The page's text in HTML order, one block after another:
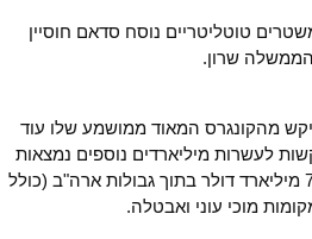
טוטליטריים נוסח סדאם חוסיין
שרון.
מהקונגרס המאוד ממושמע שלו עוד
לעשרות מיליארדים נוספים נמצאות
כבר בקנה. עתה חישבו נא, מה יכול היה לעשות בוש עם 70 מיליארד דולר בתוך גבולות ארה"ב (כולל
מוכי עוני ואבטלה.